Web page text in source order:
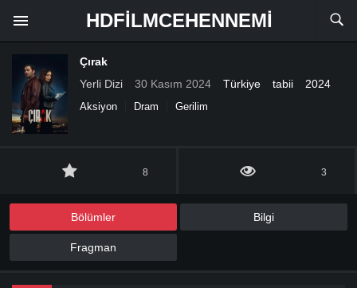
HDFILMCEHENNEMI
Çırak
Yerli Dizi
30 Kasım 2024 Türkiye tabii 2024
Aksiyon Dram Gerilim
8 3
Bölümler Bilgi
Fragman